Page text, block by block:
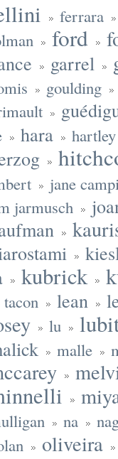
ferrara
ford
garrel
goulding
hara hartley
jane
jarmusch
kubrick
lean
lu
malle
na
oliveira